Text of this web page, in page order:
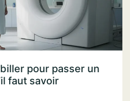
pour passer un
faut savoir